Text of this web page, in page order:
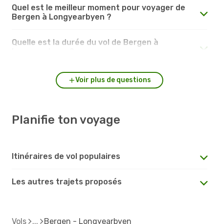
Quel est le meilleur moment pour voyager de
Bergen à Longyearbyen ?
Quelle est la durée du vol de Bergen à
Voir plus de questions
Planifie ton voyage
Itinéraires de vol populaires
Les autres trajets proposés
Vols Bergen - Longyearbyen